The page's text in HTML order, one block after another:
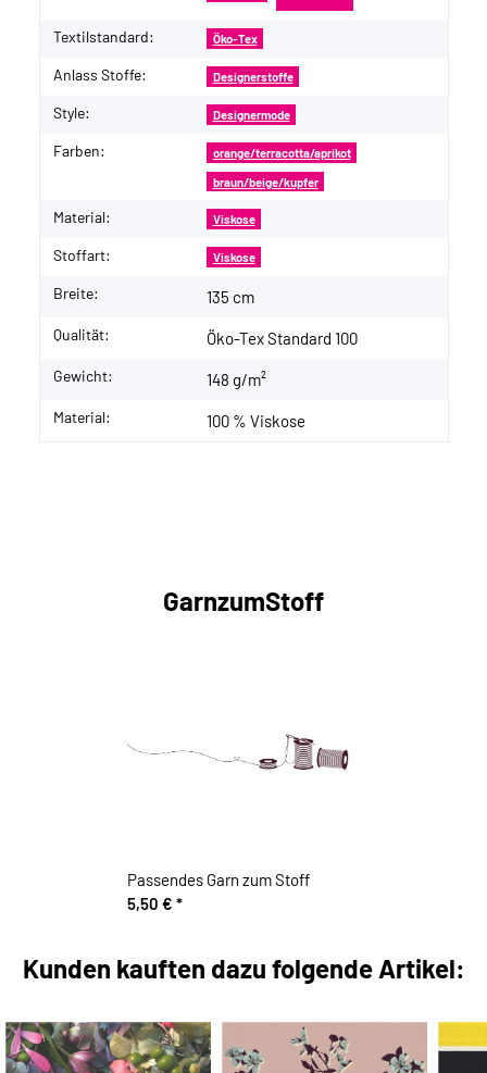
Textilstandard: Öko-Tex
Anlass Stoffe: Designerstoffe
Style: Designermode
Farben: orange/terracotta/aprikot
braun/beige/kupfer
Material: Viskose
Stoffart: Viskose
Breite: 135 cm
Qualität: Öko-Tex Standard 100
Gewicht: 148 g/m²
Material: 100 % Viskose
GarnzumStoff
Passendes Garn zum Stoff
5,50 € *
Kunden kauften dazu folgende Artikel: